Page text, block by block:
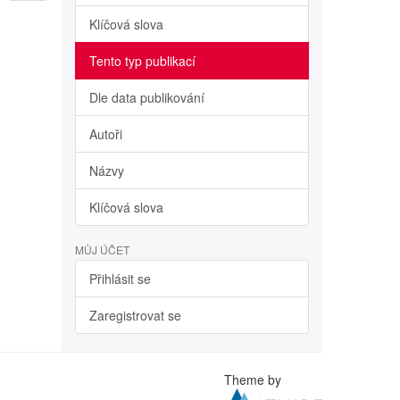
Klíčová slova
Tento typ publikací
Dle data publikování
Autoři
Názvy
Klíčová slova
MŮJ ÚČET
Přihlásit se
Zaregistrovat se
Theme by